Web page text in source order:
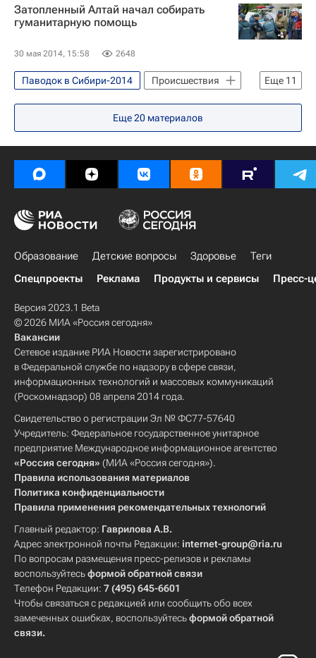
Затопленный Алтай начал собирать
гуманитарную помощь
30 мая 2014, 15:58 2648
Еще 11
Паводок в Сибири-2014
Происшествия
Новосибирск
Республика Алтай
Жизнь без преград
Республика Хакасия
Чарышский район
Весь мир
Европа
Сибирский ФО
Школа волонтера
Россия
Еще20 материалов
Образование Детские вопросы Здоровье
Теги
Спецпроекты
Реклама Продукты и сервисы Пресс-
Версия 2023.1 Beta
© 2026 МИА «Россия сегодня»
Вакансии
Сетевое издание РИА Новости зарегистрировано
в Федеральной службе по надзору в сфере связи,
информационных технологий и массовых коммуникаций
(Роскомнадзор) 08 апреля 2014 года.
Свидетельство о регистрации Эл № ФС77-57640
Учредитель: Федеральное государственное унитарное
предприятие Международное информационное агентство
«Россия сегодня» (МИА «Россия сегодня»).
Правила использования материалов
Политика конфиденциальности
Правила применения рекомендательных технологий
Главный редактор: Гаврилова А.В.
Адрес электронной почты Редакции: internet-group@ria.ru
По вопросам размещения пресс-релизов и рекламы
воспользуйтесьформой обратной связи
Телефон Редакции: 7 (495) 645-6601
Чтобы связаться с редакцией или сообщить обо всех
замеченных ошибках, воспользуйтесьформой обратной
связи.